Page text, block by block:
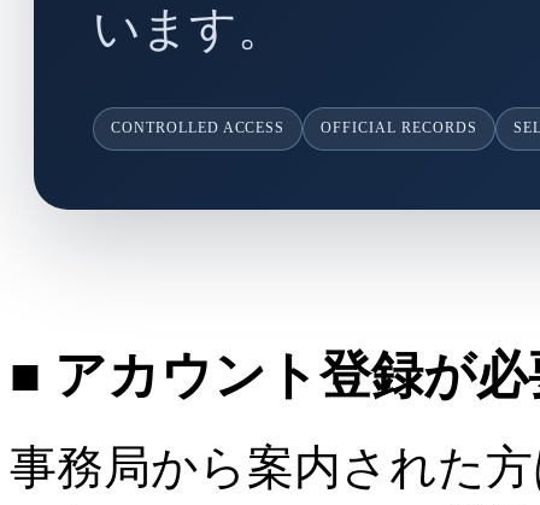
います。
CONTROLLED ACCESS OFFICIAL RECORDS
■ アカウント登録が
事務局から案内された